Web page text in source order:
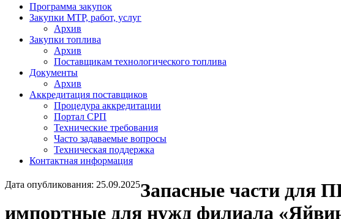
Программа закупок
Закупки МТР, работ, услуг
Архив
Закупки топлива
Архив
Поставщикам технологического топлива
Документы
Архив
Аккредитация поставщиков
Процедура аккредитации
Портал СРП
Технические требования
Часто задаваемые вопросы
Техническая поддержка
Контактная информация
Дата опубликования: 25.09.2025Запасные части для
импортные для нужд филиала